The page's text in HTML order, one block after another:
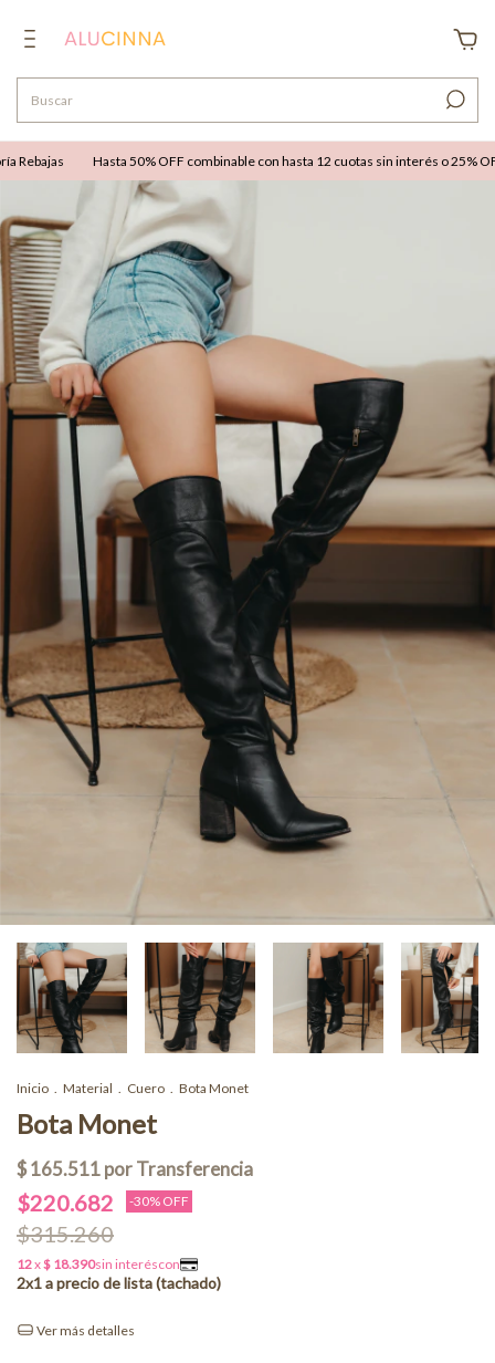
Hasta 50% OFF combinable con hasta 12 cuotas sin interés o 25% OFF
Inicio Material Cuero Bota Monet
Bota Monet
$220.682 -30% OFF
$315.260
Ver más detalles